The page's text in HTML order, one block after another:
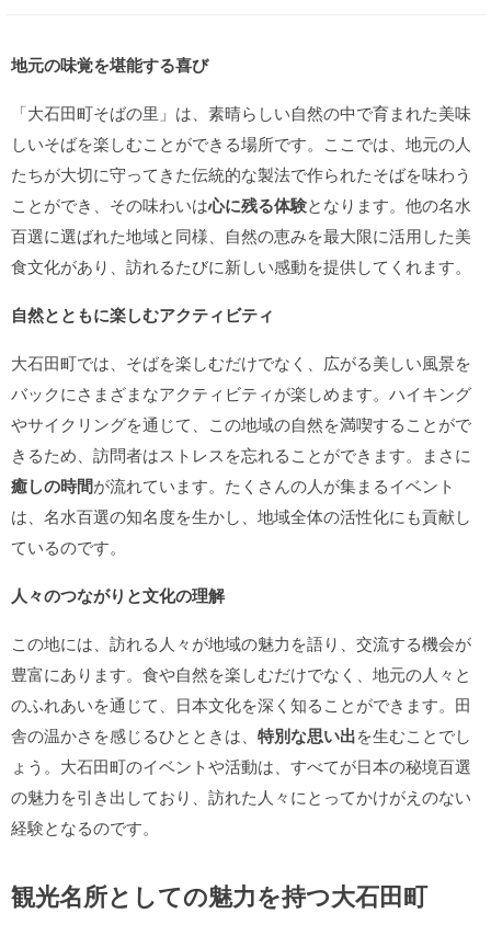
地元の味覚を堪能する喜び
「大石田町そばの里」は、素晴らしい自然の中で育まれた美味
しいそばを楽しむことができる場所です。ここでは、地元の人
たちが大切に守ってきた伝統的な製法で作られたそばを味わう
ことができ、その味わいは心に残る体験となります。他の名水
百選に選ばれた地域と同様、自然の恵みを最大限に活用した美
食文化があり、訪れるたびに新しい感動を提供してくれます。
自然とともに楽しむアクティビティ
大石田町では、そばを楽しむだけでなく、広がる美しい風景を
バックにさまざまなアクティビティが楽しめます。ハイキング
やサイクリングを通じて、この地域の自然を満喫することがで
きるため、訪問者はストレスを忘れることができます。まさに
癒しの時間が流れています。たくさんの人が集まるイベント
は、名水百選の知名度を生かし、地域全体の活性化にも貢献し
ているのです。
人々のつながりと文化の理解
この地には、訪れる人々が地域の魅力を語り、交流する機会が
豊富にあります。食や自然を楽しむだけでなく、地元の人々と
のふれあいを通じて、日本文化を深く知ることができます。田
舎の温かさを感じるひとときは、 特別な思い出を生むことでし
ょう。大石田町のイベントや活動は、すべてが日本の秘境百選
の魅力を引き出しており、訪れた人々にとってかけがえのない
経験となるのです。
観光名所としての魅力を持つ大石田町